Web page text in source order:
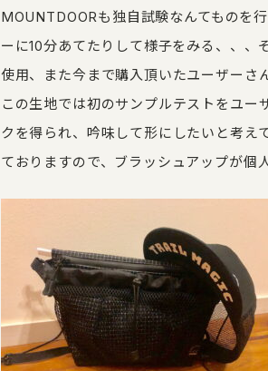
MOUNTDOORも独自試験なんてものを
ーに10分あてたりして様子をみる、、
使用、また今まで購入頂いたユーザーさ
この生地では初のサンプルテストをユー
クを得られ、吟味して形にしたいと考え
ておりますので、ブラッシュアップが個